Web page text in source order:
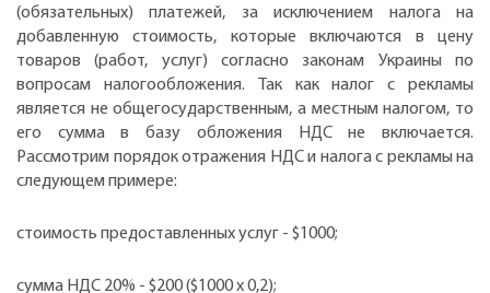
(обязательных) платежей, за исключением налога на
добавленную стоимость, которые включаются в цену
товаров (работ, услуг) согласно законам Украины по
вопросам налогообложения. Так как налог с рекламы
является не общегосударственным, а местным налогом, то
его сумма в базу обложения НДС не включается.
Рассмотрим порядок отражения НДС и налога с рекламы на
следующем примере:
стоимость предоставленных услуг - $1000;
сумма НДС 20% - $200 ($1000 х 0,2);